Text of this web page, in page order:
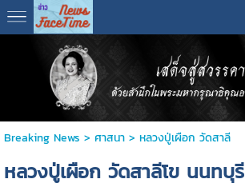
Breaking News > ศาสนา> หลวงปู่เผือก วัดสาลี
หลวงปู่เผือก วัดสาลีโข นนทบุรี